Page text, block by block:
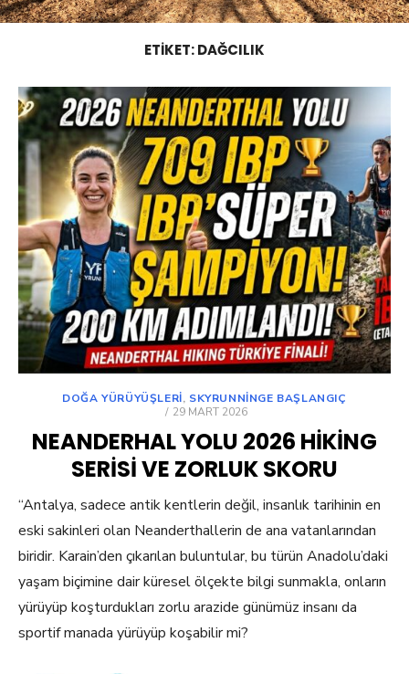
ETIKET:DAĞCILIK
DOĞA YÜRÜYÜŞLERI, SKYRUNNINGE BAŞLANGIÇ
POSTED
29 MART 2026
NEANDERHAL YOLU 2026 HIKING
SERISI VE ZORLUK SKORU
“Antalya, sadece antik kentlerin değil, insanlık tarihinin en
eski sakinleri olan Neanderthallerin de ana vatanlarından
biridir. Karain’den çıkarılan buluntular, bu türün Anadolu’daki
yaşam biçimine dair küresel ölçekte bilgi sunmakla, onların
yürüyüp koşturdukları zorlu arazide günümüz insanı da
sportif manada yürüyüp koşabilir mi?